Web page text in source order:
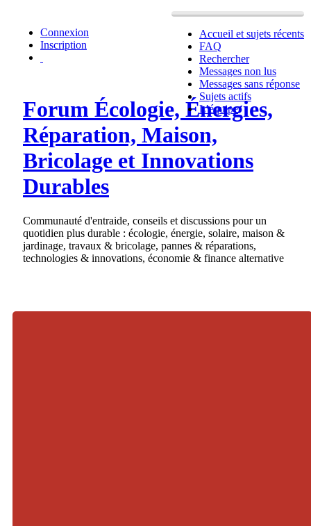
Accueil et sujets récents
FAQ
Rechercher
Messages non lus
Messages sans réponse
Sujets actifs
L’équipe
Connexion
Inscription
Forum Écologie, Énergies,
Réparation, Maison,
Bricolage et Innovations
Durables
Communauté d'entraide, conseils et discussions pour un
quotidien plus durable : écologie, énergie, solaire, maison &
jardinage, travaux & bricolage, pannes & réparations,
technologies & innovations, économie & finance alternative